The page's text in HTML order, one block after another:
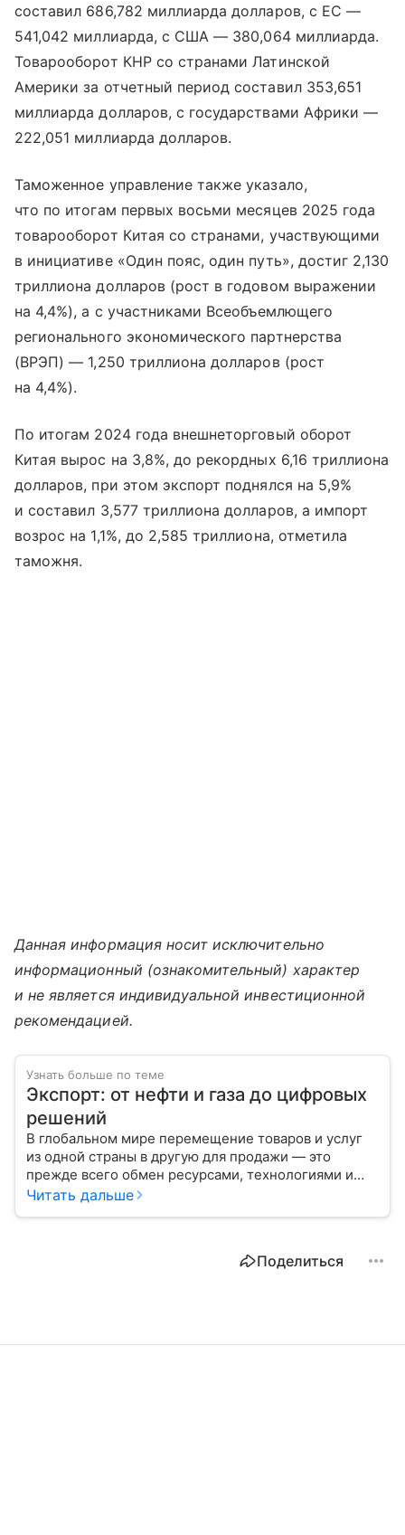
составил 686,782 миллиарда долларов, с ЕС —
541,042 миллиарда, с США — 380,064 миллиарда.
Товарооборот КНР со странами Латинской
Америки за отчетный период составил 353,651
миллиарда долларов, с государствами Африки —
222,051 миллиарда долларов.
Таможенное управление также указало,
что по итогам первых восьми месяцев 2025 года
товарооборот Китая со странами, участвующими
в инициативе «Один пояс, один путь», достиг 2,130
триллиона долларов (рост в годовом выражении
на 4,4%), а с участниками Всеобъемлющего
регионального экономического партнерства
(ВРЭП) — 1,250 триллиона долларов (рост
на 4,4%).
По итогам 2024 года внешнеторговый оборот
Китая вырос на 3,8%, до рекордных 6,16 триллиона
долларов, при этом экспорт поднялся на 5,9%
и составил 3,577 триллиона долларов, а импорт
возрос на 1,1%, до 2,585 триллиона, отметила
таможня.
Данная информация носит исключительно
информационный (ознакомительный) характер
и не является индивидуальной инвестиционной
рекомендацией.
Узнать больше по теме
Экспорт: от нефти и газа до цифровых
решений
В глобальном мире перемещение товаров и услуг
из одной страны в другую для продажи — это
прежде всего обмен ресурсами, технологиями и
культурой. В статье разберем, как работает экспорт
Читать дальше
Поделиться